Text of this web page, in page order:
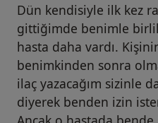
Dün kendisiyle ilk kez
gittiğimde benimle
hasta daha vardı.
benimkinden sonra
ilaç yazacağım sizinle
diyerek benden izin